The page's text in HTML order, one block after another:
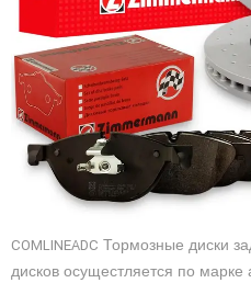
COMLINEADC Тормозные диски
дисков осущестляется по